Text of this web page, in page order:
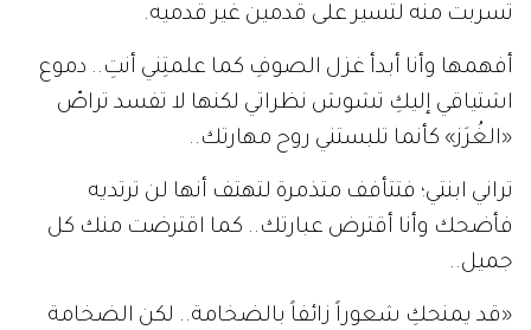
تسربت منه لتسير على قدمين غير قدميه.
أفهمها وأنا أبدأ غزل الصوفِ كما علمتِني أنتِ.. دموع
اشتياقي إليكِ تشوش نظراتي لكنها لا تفسد تراصّ
«الغُرَز» كأنما تلبستني روح مهارتك..
تراني ابنتي؛ فتتأفف متذمرة لتهتف أنها لن ترتديه
فأضحك وأنا أقترض عبارتك.. كما اقترضت منك كل
جميل..
«قد يمنحكِ شعوراً زائفاً بالضخامة.. لكن الضخامة